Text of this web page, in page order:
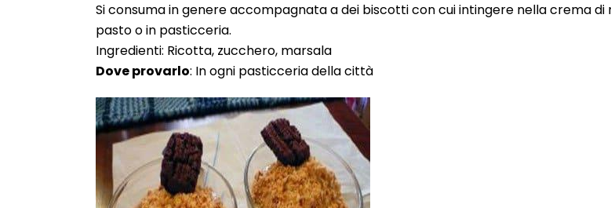
Si consuma in genere accompagnata a dei biscotti con cui intingere nella crema
pasto o in pasticceria.
Ingredienti: Ricotta, zucchero, marsala
Dove provarlo: In ogni pasticceria della città